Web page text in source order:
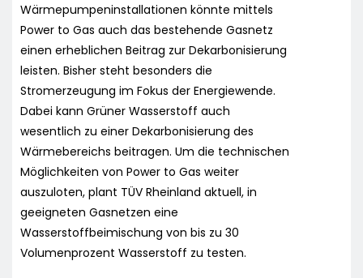
Wärmepumpeninstallationen könnte mittels
Power to Gas auch das bestehende Gasnetz
einen erheblichen Beitrag zur Dekarbonisierung
leisten. Bisher steht besonders die
Stromerzeugung im Fokus der Energiewende.
Dabei kann Grüner Wasserstoff auch
wesentlich zu einer Dekarbonisierung des
Wärmebereichs beitragen. Um die technischen
Möglichkeiten von Power to Gas weiter
auszuloten, plant TÜV Rheinland aktuell, in
geeigneten Gasnetzen eine
Wasserstoffbeimischung von bis zu 30
Volumenprozent Wasserstoff zu testen.